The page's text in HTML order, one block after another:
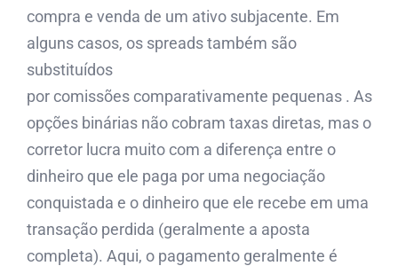
compra e venda de um ativo subjacente. Em
alguns casos, os spreads também são
substituídos
por comissões comparativamente pequenas . As
opções binárias não cobram taxas diretas, mas o
corretor lucra muito com a diferença entre o
dinheiro que ele paga por uma negociação
conquistada e o dinheiro que ele recebe em uma
transação perdida (geralmente a aposta
completa). Aqui, o pagamento geralmente é